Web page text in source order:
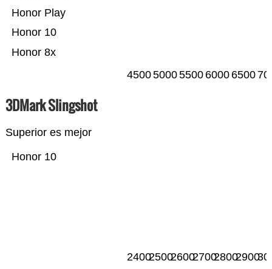
Honor 8x
Honor 10
Honor Play
450050005500 6000 6500
3DMark Slingshot
Superior es mejor
Honor 10
240025002600270028002900